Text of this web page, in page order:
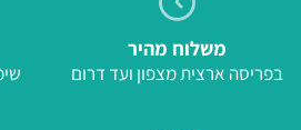
משלוח מהיר
בפריסה ארצית מצפון ועד דרום